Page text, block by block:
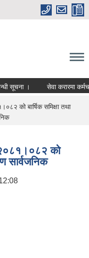
सूचना । सेवा करारमा
को बार्षिक समिक्षा तथा
२०८१।०८२ को
सार्वजनिक